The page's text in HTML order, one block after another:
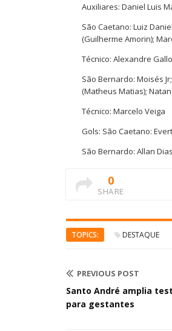
Auxiliares: Daniel Luis
São Caetano: Luiz
(Guilherme Amorin);
Técnico: Alexandre Gallo
São Bernardo: Moisés
(Matheus Matias);
Técnico: Marcelo Veiga
Gols: São Caetano:
São Bernardo: Allan Dias
0
SHARE
TOPICS: DESTAQUE
PREVIOUS POST
Santo André amplia
para gestantes